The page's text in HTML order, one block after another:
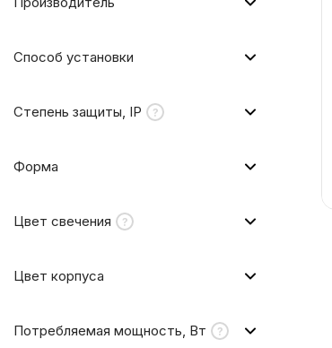
Способ установки
Степень защиты, IP
Форма
Цвет свечения
Цвет корпуса
Потребляемая мощность, Вт